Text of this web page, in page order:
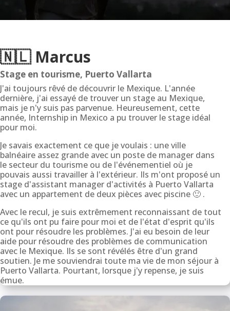
🇳🇱 Marcus
Stage en tourisme, Puerto Vallarta
J'ai toujours rêvé de découvrir le Mexique. L'année
dernière, j'ai essayé de trouver un stage au Mexique,
mais je n'y suis pas parvenue. Heureusement, cette
année, Internship in Mexico a pu trouver le stage idéal
pour moi.
Je savais exactement ce que je voulais : une ville
balnéaire assez grande avec un poste de manager dans
le secteur du tourisme ou de l'événementiel où je
pouvais aussi travailler à l'extérieur. Ils m'ont proposé un
stage d'assistant manager d'activités à Puerto Vallarta
avec un appartement de deux pièces avec piscine 🙂 .
Avec le recul, je suis extrêmement reconnaissant de tout
ce qu'ils ont pu faire pour moi et de l'état d'esprit qu'ils
ont pour résoudre les problèmes. J'ai eu besoin de leur
aide pour résoudre des problèmes de communication
avec le Mexique. Ils se sont révélés être d'un grand
soutien. Je me souviendrai toute ma vie de mon séjour à
Puerto Vallarta. Pourtant, lorsque j'y repense, je suis
émue.